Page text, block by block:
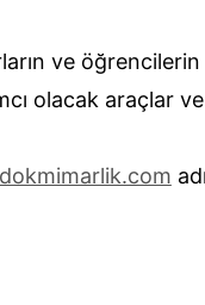
ve öğrencilerin
olacak araçlar
dokmimarlik.com